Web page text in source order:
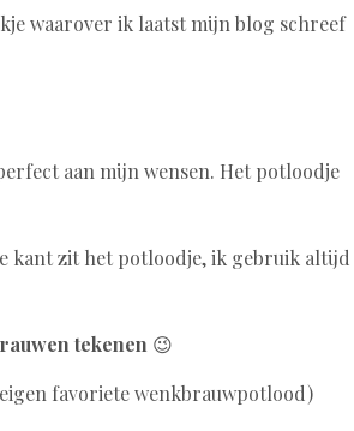
waarover ik laatst mijn blog schreef
aan mijn wensen. Het potloodje
kant zit het potloodje, ik gebruik altijd
tekenen 😉
favoriete wenkbrauwpotlood)